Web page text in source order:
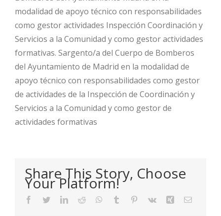
modalidad de apoyo técnico con responsabilidades
como gestor actividades Inspección Coordinación y
Servicios a la Comunidad y como gestor actividades
formativas. Sargento/a del Cuerpo de Bomberos
del Ayuntamiento de Madrid en la modalidad de
apoyo técnico con responsabilidades como gestor
de actividades de la Inspección de Coordinación y
Servicios a la Comunidad y como gestor de
actividades formativas
Share This Story, Choose
Your Platform!
Facebook
TwitterLinkedIn
Reddit WhatsApp
Tumblr Pinterest
Vk Xing Email